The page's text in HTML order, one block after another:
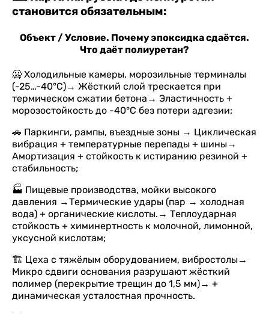
становится обязательным:
Объект / Условие. Почему эпоксидка сдаётся.
Что даёт полиуретан?
🥶 Холодильные камеры, морозильные терминалы
(-25…-40°C)→ Жёсткий слой трескается при
термическом сжатии бетона→ Эластичность +
морозостойкость до -40°C без потери адгезии;
🚗 Паркинги, рампы, въездные зоны → Циклическая
вибрация + температурные перепады + шины→
Амортизация + стойкость к истиранию резиной +
стабильность;
🏭 Пищевые производства, мойки высокого
давления →Термические удары (пар → холодная
вода) + органические кислоты.→ Теплоударная
стойкость + химинертность к молочной, лимонной,
уксусной кислотам;
🏗️ Цеха с тяжёлым оборудованием, вибростолы→
Микро сдвиги основания разрушают жёсткий
полимер (перекрытие трещин до 1,5 мм)→ +
динамическая усталостная прочность.